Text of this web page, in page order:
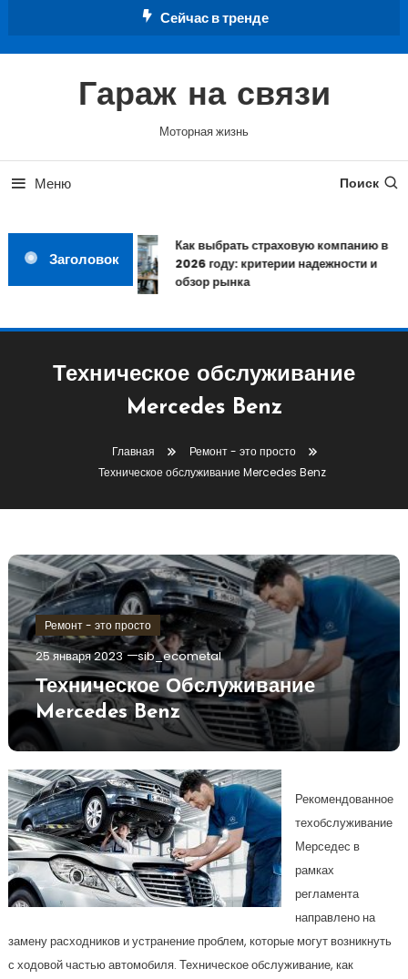
Сейчас в тренде
Гараж на связи
Моторная жизнь
Меню Поиск
Заголовок
Как выбрать страховую компанию в
2026 году: критерии надежности и
обзор рынка
Техническое обслуживание
Mercedes Benz
Главная
Ремонт - это просто
Техническое обслуживание Mercedes Benz
Ремонт - это просто
25 января 2023 sib_ecometal
Техническое Обслуживание
Mercedes Benz
Рекомендованное
техобслуживание
Мерседес в
рамках
регламента
направлено на
замену расходников и устранение проблем, которые могут возникнуть
с ходовой частью автомобиля. Техническое обслуживание, как